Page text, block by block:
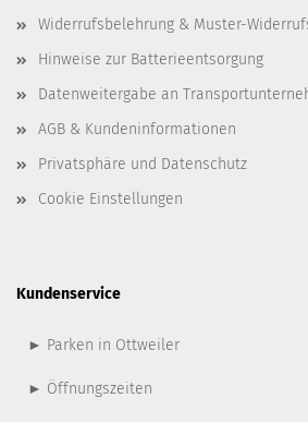
Widerrufsbelehrung & Muster-
Hinweise zur Batterieentsorgung
Datenweitergabe an
AGB & Kundeninformationen
Privatsphäre und Datenschutz
Cookie Einstellungen
Kundenservice
► Parken in Ottweiler
► Öffnungszeiten